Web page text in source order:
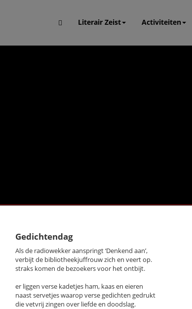
Literair Zeist Activiteiten
op dichter / titel gedicht
Gedichtendag
Als de radiowekker aanspringt ‘Denkend aan’,
verbijt de bibliotheekjuffrouw zich en veert op.
straks komen de bezoekers voor het ontbijt.
er liggen verse kadetjes ham, kaas en eieren
naast servetjes waarop verse gedichten gedrukt
die vetvrij zingen over liefde en doodslag.